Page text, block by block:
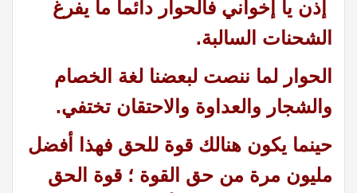
إذن يا إخواني فالحوار دائما ما يفرغ
الشحنات السالبة.
الحوار لما ننصت لبعضنا لغة الخصام
والشجار والعداوة والاحتقان تختفي.
حينما يكون هنالك قوة للحق فهذا أفضل
مليون مرة من حق القوة ؛ قوة الحق